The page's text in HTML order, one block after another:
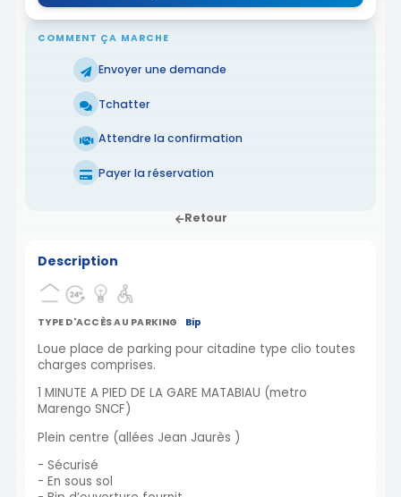
COMMENT ÇA MARCHE
Envoyer une demande
Tchatter
Attendre la confirmation
Payer la réservation
Retour
Description
TYPE D'ACCÈS AU PARKING Bip
Loue place de parking pour citadine type clio toutes
charges comprises.
1 MINUTE A PIED DE LA GARE MATABIAU (metro
Marengo SNCF)
Plein centre (allées Jean Jaurès )
- Sécurisé
- En sous sol